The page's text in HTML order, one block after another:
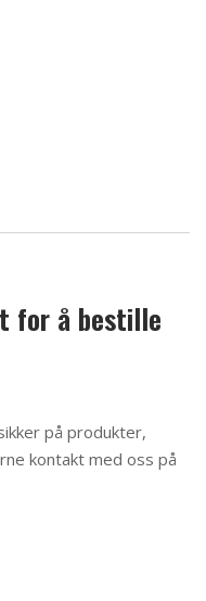
for å bestille
på produkter,
kontakt med oss på